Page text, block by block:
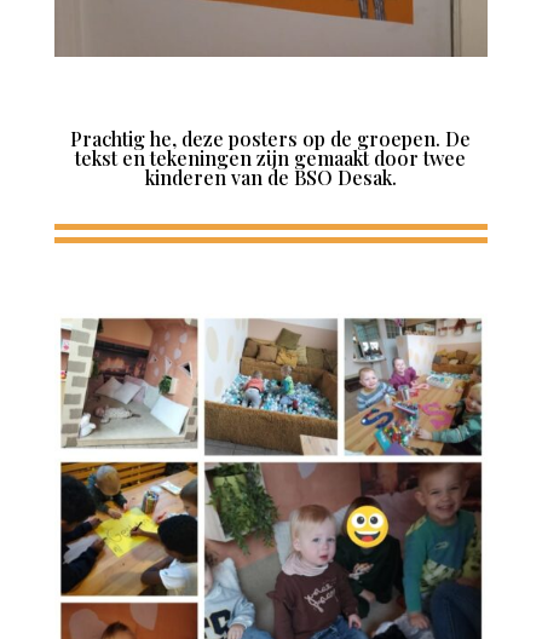
Prachtig he, deze posters op de groepen. De
tekst en tekeningen zijn gemaakt door twee
kinderen van de BSO Desak.